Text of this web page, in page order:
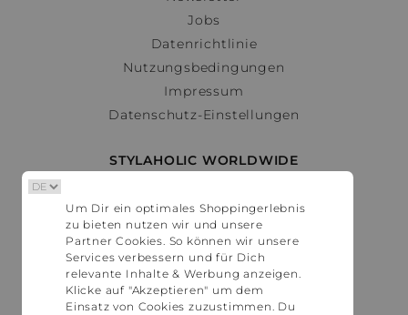
Jobs
Datenrichtlinie
Nutzungsbedingungen
Impressum
Datenschutz-Einstellungen
STYLAHOLIC WORLDWIDE
Österreich
Schweiz
France
United States
Um Dir ein optimales Shoppingerlebnis
zu bieten nutzen wir und unsere
Partner Cookies. So können wir unsere
Services verbessern und für Dich
relevante Inhalte & Werbung anzeigen.
Klicke auf "Akzeptieren" um dem
Einsatz von Cookies zuzustimmen. Du